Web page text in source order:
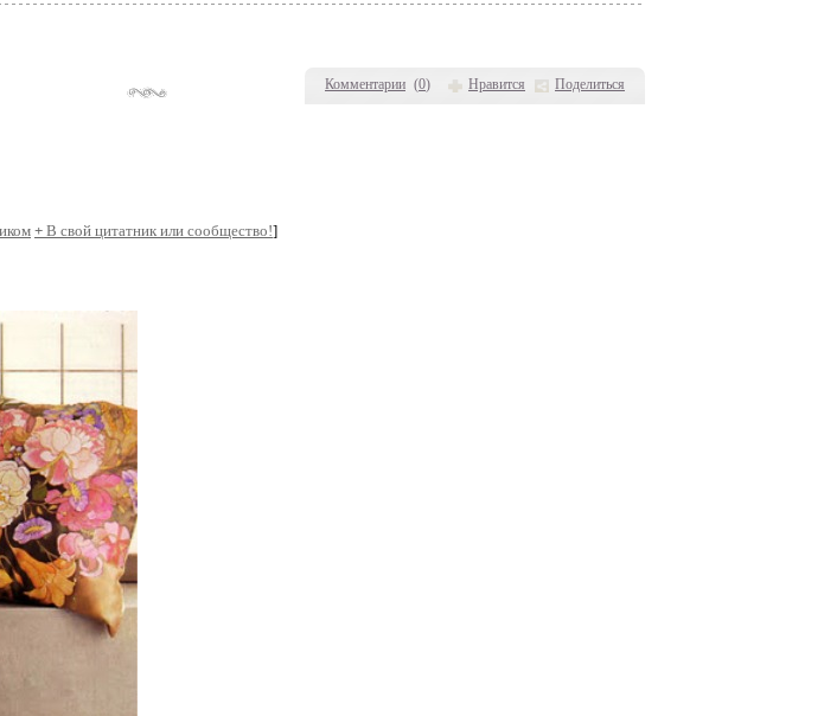
Комментарии (0) Нравится Поделиться
+ В свой цитатник или сообщество!]